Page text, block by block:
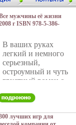
мужчины её жизни
г ISBN 978-5-386-
В ваших руках
легкий и немного
серьезный,
остроумный и чуть
грустный роман о
тридцать» О ее
маленьких
лучших игр для